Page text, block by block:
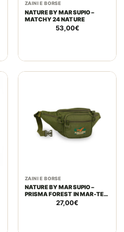
ZAINI E BORSE
NATURE BY MARSUPIO –
MATCHY 24 NATURE
53,00€
ZAINI E BORSE
NATURE BY MARSUPIO –
PRISMA FOREST IN MAR-TEX
RIPSTOP | VERDE
27,00€